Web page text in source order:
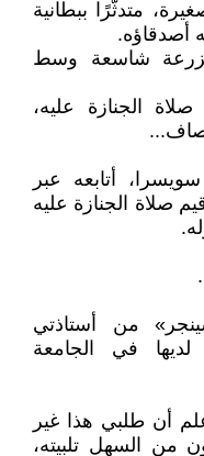
متدثّرًا ببطانية
أصدقاؤه.
شاسعة وسط
الجنازة عليه،
أتابعه عبر
صلاة الجنازة عليه
من أستاذتي
لديها في الجامعة
أن طلبي هذا غير
من السهل تلبيته،